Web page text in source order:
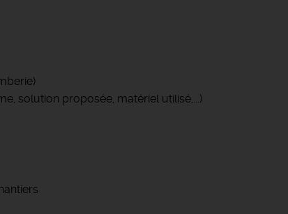
solution proposée, matériel utilisé,...)